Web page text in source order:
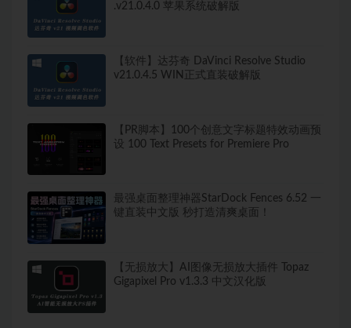
.v21.0.4.0 苹果系统破解版
【软件】达芬奇 DaVinci Resolve Studio
v21.0.4.5 WIN正式直装破解版
【PR脚本】100个创意文字标题特效动画预
设 100 Text Presets for Premiere Pro
最强桌面整理神器StarDock Fences 6.52 一
键直装中文版 秒打造清爽桌面！
【无损放大】AI图像无损放大插件 Topaz
Gigapixel Pro v1.3.3 中文汉化版